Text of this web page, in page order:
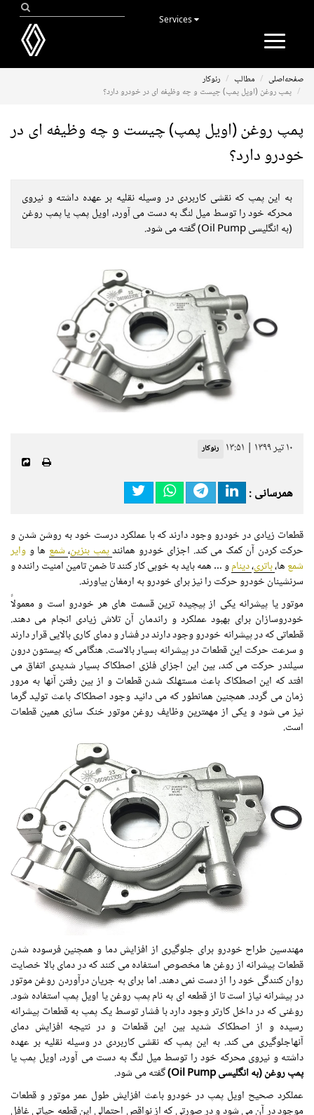
Toggle
صفحه‌اصلی مطالب
رنوکار
پمپ روغن (اویل پمپ) چیست و چه وظیفه ای در خودرو دارد؟
پمپ روغن (اویل پمپ) چیست و چه وظیفه ای در
خودرو دارد؟
به این پمپ که نقشی کاربردی در وسیله نقلیه بر عهده داشته و نیروی
محرکه خود را توسط میل لنگ به دست می آورد، اویل پمپ یا پمپ روغن
(به انگلیسی Oil Pump) گفته می شود.
۱۰ تیر ۱۳۹۹ | ۱۳:۵۱ رنوکار
همرسانی :
قطعات زیادی در خودرو وجود دارند که با عملکرد درست خود به روشن شدن و
حرکت کردن آن کمک می کند. اجزای خودرو همانندپمپ بنزین،شمع ها ووایر
شمعها،باتری،دینامو … همه باید به خوبی کار کنند تا ضمن تامین امنیت راننده و
سرنشینان خودرو حرکت را نیز برای خودرو به ارمغان بیاورند.
موتور یا پیشرانه یکی از پیچیده ترین قسمت های هر خودرو است و معمولاً
خودروسازان برای بهبود عملکرد و راندمان آن تلاش زیادی انجام می دهند.
قطعاتی که در پیشرانه خودرو وجود دارند در فشار و دمای کاری بالایی قرار دارند
و سرعت حرکت این قطعات در پیشرانه بسیار بالاست. هنگامی که پیستون درون
سیلندر حرکت می کند، بین این اجزای فلزی اصطکاک بسیار شدیدی اتفاق می
افتد که این اصطکاک باعث مستهلک شدن قطعات و از بین رفتن آنها به مرور
زمان می گردد. همچنین همانطور که می دانید وجود اصطکاک باعث تولید گرما
نیز می شود و یکی از مهمترین وظایف روغن موتور خنک سازی همین قطعات
است.
مهندسین طراح خودرو برای جلوگیری از افزایش دما و همچنین فرسوده شدن
قطعات پیشرانه از روغن ها مخصوص استفاده می کنند که در دمای بالا خصایت
روان کنندگی خود را از دست نمی دهند. اما برای به جریان درآوردن روغن موتور
در پیشرانه نیاز است تا از قطعه ای به نام پمپ روغن یا اویل پمپ استفاده شود.
روغنی که در داخل کارتر وجود دارد با فشار توسط یک پمپ به قطعات پیشرانه
رسیده و از اصطکاک شدید بین این قطعات و در نتیجه افزایش دمای
آنهاجلوگیری می کند. به این پمپ که نقشی کاربردی در وسیله نقلیه بر عهده
داشته و نیروی محرکه خود را توسط میل لنگ به دست می آورد، اویل پمپ یا
پمپ روغن (به انگلیسی Oil Pump)
گفته می شود.
عملکرد صحیح اویل پمپ در خودرو باعث افزایش طول عمر موتور و قطعات